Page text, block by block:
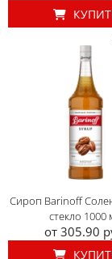
Сироп Barinoff
стекло 1000
от 305.90